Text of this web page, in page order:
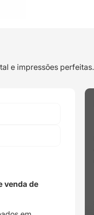
e impressões perfeitas.
venda de